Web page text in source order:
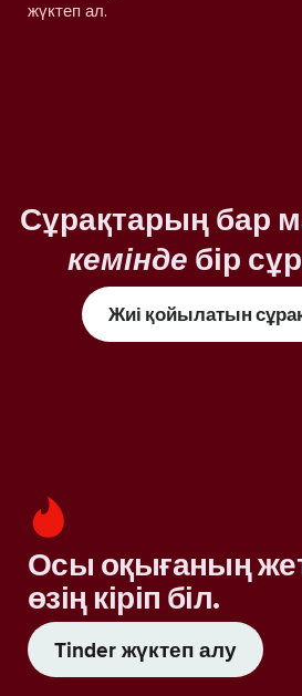
жүктеп ал.
Сұрақтарың бар
кемінде бір
Жиі қойылатын
Осы оқығаның
өзің кіріп біл.
Tinder жүктеп алу